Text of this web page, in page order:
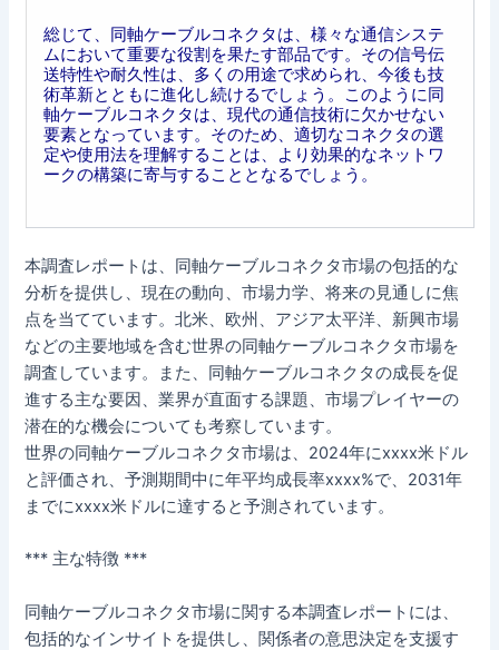
総じて、同軸ケーブルコネクタは、様々な通信システ
ムにおいて重要な役割を果たす部品です。その信号伝
送特性や耐久性は、多くの用途で求められ、今後も技
術革新とともに進化し続けるでしょう。このように同
軸ケーブルコネクタは、現代の通信技術に欠かせない
要素となっています。そのため、適切なコネクタの選
定や使用法を理解することは、より効果的なネットワ
ークの構築に寄与することとなるでしょう。
本調査レポートは、同軸ケーブルコネクタ市場の包括的な
分析を提供し、現在の動向、市場力学、将来の見通しに焦
点を当てています。北米、欧州、アジア太平洋、新興市場
などの主要地域を含む世界の同軸ケーブルコネクタ市場を
調査しています。また、同軸ケーブルコネクタの成長を促
進する主な要因、業界が直面する課題、市場プレイヤーの
潜在的な機会についても考察しています。
世界の同軸ケーブルコネクタ市場は、2024年にxxxx米ドル
と評価され、予測期間中に年平均成長率xxxx%で、2031年
までにxxxx米ドルに達すると予測されています。
*** 主な特徴 ***
同軸ケーブルコネクタ市場に関する本調査レポートには、
包括的なインサイトを提供し、関係者の意思決定を支援す